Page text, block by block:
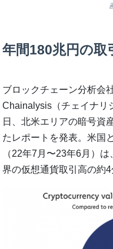
年間180兆円の取
ブロックチェーン分析会
Chainalysis（チェイナリ
日、北米エリアの暗号資
たレポートを発表。米国
（22年7月〜23年6月）
界の仮想通貨取引高の約4